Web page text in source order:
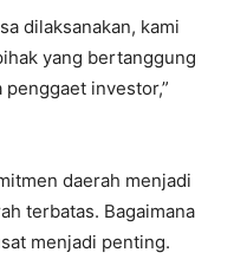
dilaksanakan, kami
yang bertanggung
investor,”
daerah menjadi
terbatas. Bagaimana
menjadi penting.